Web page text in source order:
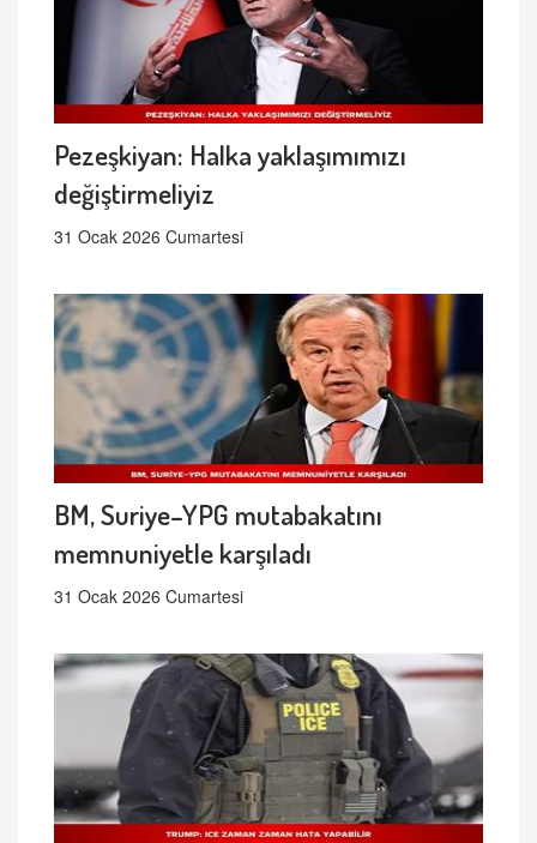
Pezeşkiyan: Halka yaklaşımımızı
değiştirmeliyiz
31 Ocak 2026 Cumartesi
BM, Suriye–YPG mutabakatını
memnuniyetle karşıladı
31 Ocak 2026 Cumartesi